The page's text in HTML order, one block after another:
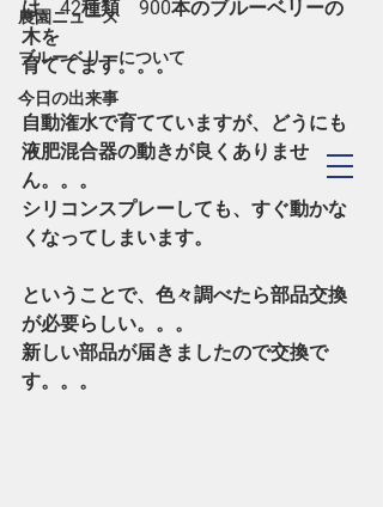
TOYOHASHI
農園ニュース
ブルーベリーについて
今日の出来事
は、42種類　900本のブルーベリーの
木を
育ててます。。。
自動潅水で育てていますが、どうにも
液肥混合器の動きが良くありませ
ん。。。
シリコンスプレーしても、すぐ動かな
くなってしまいます。
ということで、色々調べたら部品交換
が必要らしい。。。
新しい部品が届きましたので交換で
す。。。